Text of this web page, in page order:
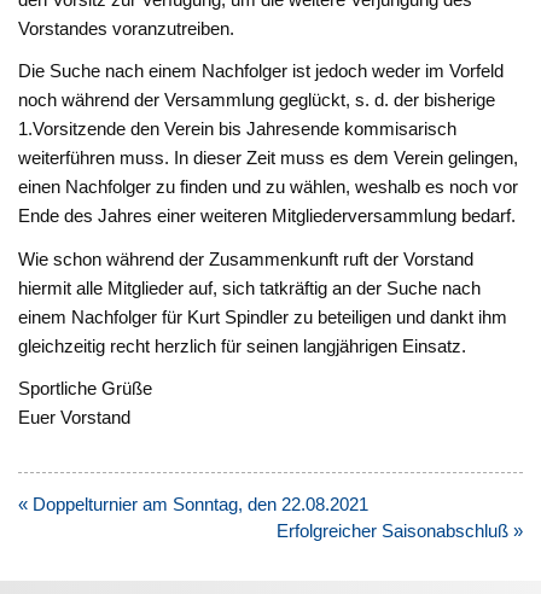
Vorstandes voranzutreiben.
Die Suche nach einem Nachfolger ist jedoch weder im Vorfeld
noch während der Versammlung geglückt, s. d. der bisherige
1.Vorsitzende den Verein bis Jahresende kommisarisch
weiterführen muss. In dieser Zeit muss es dem Verein gelingen,
einen Nachfolger zu finden und zu wählen, weshalb es noch vor
Ende des Jahres einer weiteren Mitgliederversammlung bedarf.
Wie schon während der Zusammenkunft ruft der Vorstand
hiermit alle Mitglieder auf, sich tatkräftig an der Suche nach
einem Nachfolger für Kurt Spindler zu beteiligen und dankt ihm
gleichzeitig recht herzlich für seinen langjährigen Einsatz.
Sportliche Grüße
Euer Vorstand
Beitragsnavigation
« Doppelturnier am Sonntag, den 22.08.2021
Erfolgreicher Saisonabschluß »